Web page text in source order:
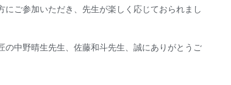
にご参加いただき、先生が楽しく応じておられまし
の中野晴生先生、佐藤和斗先生、誠にありがとうご